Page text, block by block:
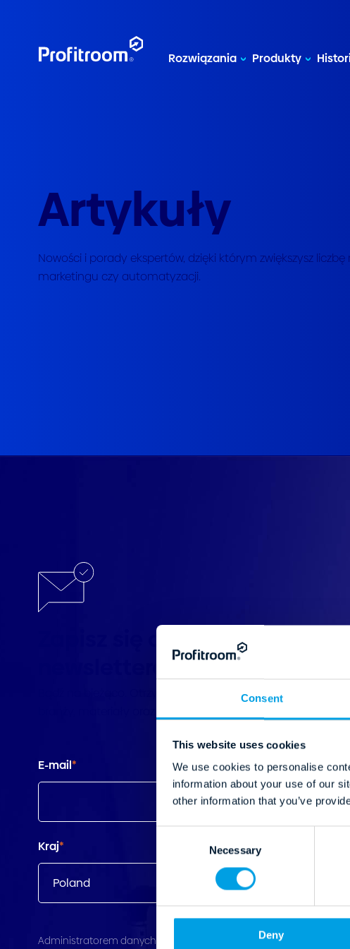
Consent
This website uses cookies
We use cookies to personalise
information about your use of our
other information that you’ve
n
e
Necessary
Deny
Rozwiązania Produkty
Artykuły
Nowości i porady ekspertów, dzięki którym zwiększysz
marketingu czy automatyzacji.
Zapisz się do naszego
Bądź na bieżąco. Otrzymuj najnowsze informacje z
E-mail*
Kraj*
Administratorem danych jest Profitroom S.A. z siedzibą przy ul.